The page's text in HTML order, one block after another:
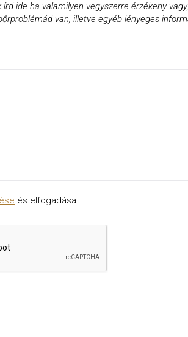
ide ha valamilyen vegyszerre érzékeny vagy,
van, illetve egyéb lényeges
és elfogadása